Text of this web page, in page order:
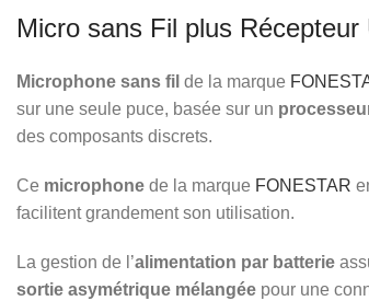
Micro sans Fil plus
Microphone sans fil de la marque
sur une seule puce, basée sur un
des composants discrets.
Ce microphone de la marque FONESTAR
facilitent grandement son utilisation.
La gestion de l’alimentation par batterie
sortie asymétrique mélangée pour une